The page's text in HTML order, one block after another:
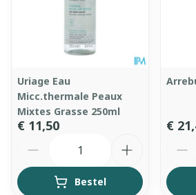
Uriage Eau
Micc.thermale Peaux
Mixtes Grasse 250ml
€ 11,50
Bestel
€